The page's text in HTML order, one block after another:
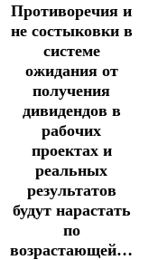
Противоречия и
не состыковки в
системе
ожидания от
получения
дивидендов в
рабочих
проектах и
реальных
результатов
будут нарастать
по
возрастающей…